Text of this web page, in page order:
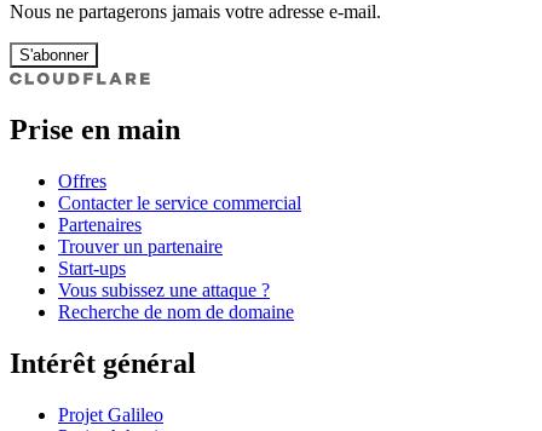
Nous ne partagerons jamais votre adresse e-mail.
S'abonner
Prise en main
Offres
Contacter le service commercial
Partenaires
Trouver un partenaire
Start-ups
Vous subissez une attaque ?
Recherche de nom de domaine
Intérêt général
Projet Galileo